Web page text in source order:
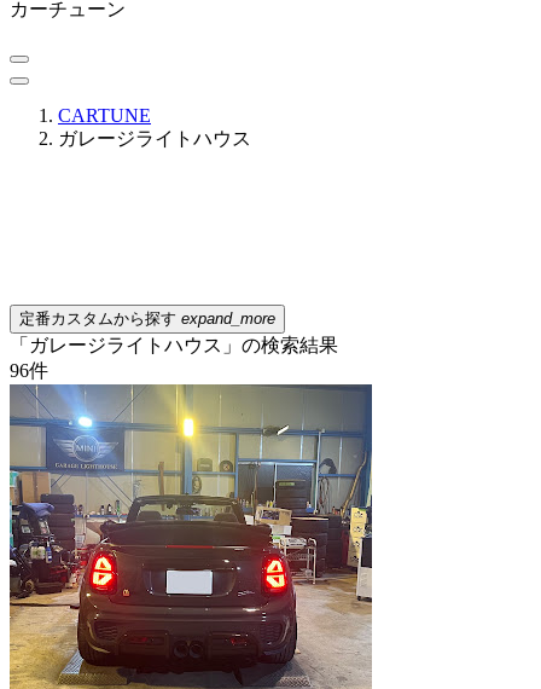
カーチューン
CARTUNE
ガレージライトハウス
定番カスタムから探す expand_more
「ガレージライトハウス」の検索結果
96件